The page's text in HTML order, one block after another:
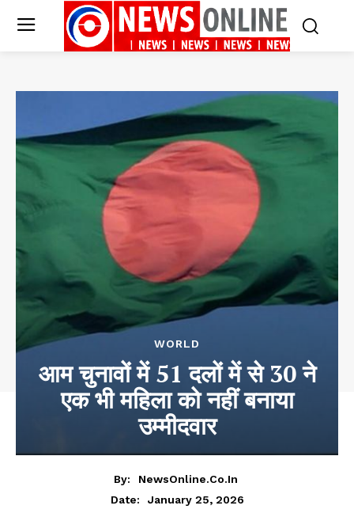
WORLD
आम चुनावों में 51 दलों में से 30 ने
एक भी महिला को नहीं बनाया
उम्मीदवार
By:
NewsOnline.co.in
Date:
January 25, 2026